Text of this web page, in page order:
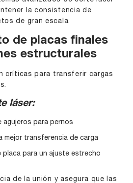
la consistencia de
de gran escala.
de placas finales
estructurales
críticas para transferir cargas
láser:
agujeros para pernos
mejor transferencia de carga
placa para un ajuste estrecho
de la unión y asegura que las